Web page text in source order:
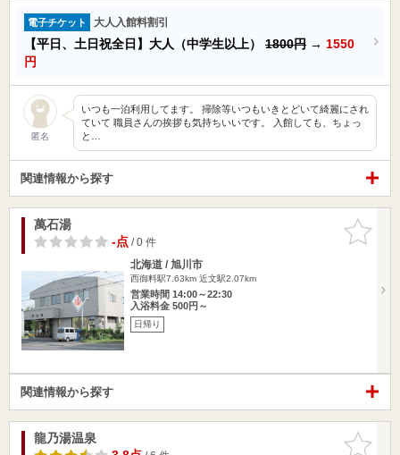
電子チケット 大人入館料割引
【平日、土日祝全日】大人（中学生以上） 1800円 → 1550
円
匿名
いつも一泊利用してます。 掃除等いつもいきとどいて綺麗にされ
ていて 職員さんの挨拶も気持ちいいです。 入館しても、ちょっ
と…
関連情報から探す
お気に入
りに追加
萬石湯
-点/ 0 件
北海道 / 旭川市
西御料駅7.63km 近文駅2.07km
営業時間 14:00～22:30
入浴料金 500円～
日帰り
関連情報から探す
お気に入
りに追加
龍乃湯温泉